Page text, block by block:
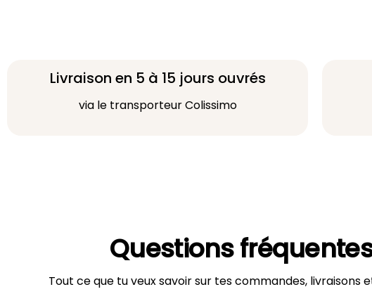
Livraison en 5 à 15 jours ouvrés
via le transporteur Colissimo
Questions
Tout ce que tu veux savoir sur tes commandes, livraisons